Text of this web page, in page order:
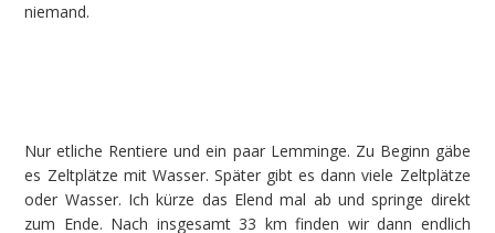
niemand.
Nur etliche Rentiere und ein paar Lemminge. Zu Beginn gäbe
es Zeltplätze mit Wasser. Später gibt es dann viele Zeltplätze
oder Wasser. Ich kürze das Elend mal ab und springe direkt
zum Ende. Nach insgesamt 33 km finden wir dann endlich